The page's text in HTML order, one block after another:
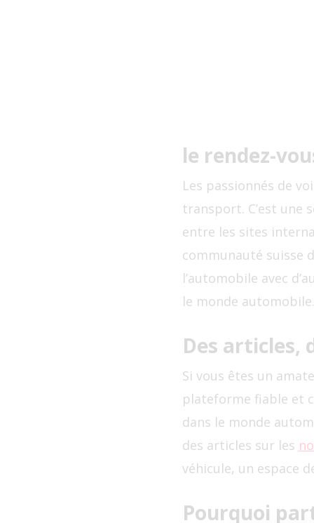
le rendez-
Les passionnés de
transport. C’est une
entre les sites
communauté suisse
l’automobile avec
le monde automobile.
Des articles,
Si vous êtes un
plateforme fiable et
dans le monde
des articles sur les
véhicule, un espace
Pourquoi